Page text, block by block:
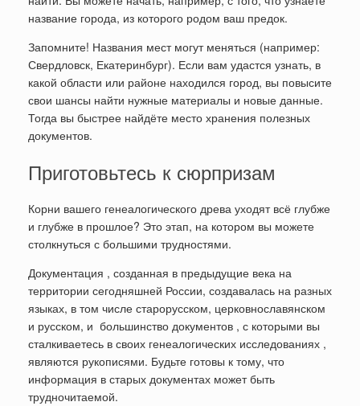
название города, из которого родом ваш предок.
Запомните! Названия мест могут меняться (например:
Свердловск, Екатеринбург). Если вам удастся узнать, в
какой области или районе находился город, вы повысите
свои шансы найти нужные материалы и новые данные.
Тогда вы быстрее найдёте место хранения полезных
документов.
Приготовьтесь к сюрпризам
Корни вашего генеалогического древа уходят всё глубже
и глубже в прошлое? Это этап, на котором вы можете
столкнуться с большими трудностями.
Документация , созданная в предыдущие века на
территории сегодняшней России, создавалась на разных
языках, в том числе старорусском, церковнославянском
и русском, и большинство документов , с которыми вы
сталкиваетесь в своих генеалогических исследованиях ,
являются рукописями. Будьте готовы к тому, что
информация в старых документах может быть
трудночитаемой.